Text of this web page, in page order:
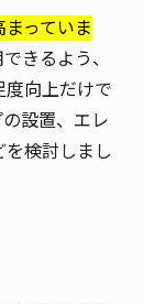
っていま
きるよう、
向上だけで
設置、エレ
検討しまし